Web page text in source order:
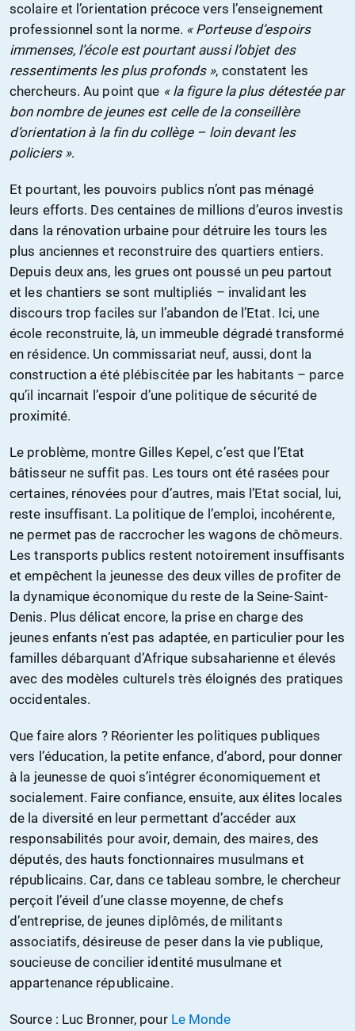
scolaire et l’orientation précoce vers l’enseignement
professionnel sont la norme. « Porteuse d’espoirs
immenses, l’école est pourtant aussi l’objet des
ressentiments les plus profonds », constatent les
chercheurs. Au point que « la figure la plus détestée par
bon nombre de jeunes est celle de la conseillère
d’orientation à la fin du collège – loin devant les
policiers ».
Et pourtant, les pouvoirs publics n’ont pas ménagé
leurs efforts. Des centaines de millions d’euros investis
dans la rénovation urbaine pour détruire les tours les
plus anciennes et reconstruire des quartiers entiers.
Depuis deux ans, les grues ont poussé un peu partout
et les chantiers se sont multipliés – invalidant les
discours trop faciles sur l’abandon de l’Etat. Ici, une
école reconstruite, là, un immeuble dégradé transformé
en résidence. Un commissariat neuf, aussi, dont la
construction a été plébiscitée par les habitants – parce
qu’il incarnait l’espoir d’une politique de sécurité de
proximité.
Le problème, montre Gilles Kepel, c’est que l’Etat
bâtisseur ne suffit pas. Les tours ont été rasées pour
certaines, rénovées pour d’autres, mais l’Etat social, lui,
reste insuffisant. La politique de l’emploi, incohérente,
ne permet pas de raccrocher les wagons de chômeurs.
Les transports publics restent notoirement insuffisants
et empêchent la jeunesse des deux villes de profiter de
la dynamique économique du reste de la Seine-Saint-
Denis. Plus délicat encore, la prise en charge des
jeunes enfants n’est pas adaptée, en particulier pour les
familles débarquant d’Afrique subsaharienne et élevés
avec des modèles culturels très éloignés des pratiques
occidentales.
Que faire alors ? Réorienter les politiques publiques
vers l’éducation, la petite enfance, d’abord, pour donner
à la jeunesse de quoi s’intégrer économiquement et
socialement. Faire confiance, ensuite, aux élites locales
de la diversité en leur permettant d’accéder aux
responsabilités pour avoir, demain, des maires, des
députés, des hauts fonctionnaires musulmans et
républicains. Car, dans ce tableau sombre, le chercheur
perçoit l’éveil d’une classe moyenne, de chefs
d’entreprise, de jeunes diplômés, de militants
associatifs, désireuse de peser dans la vie publique,
soucieuse de concilier identité musulmane et
appartenance républicaine.
Source : Luc Bronner, pour Le Monde